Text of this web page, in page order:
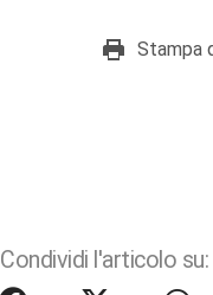
Stampa
Condividi l'articolo su: